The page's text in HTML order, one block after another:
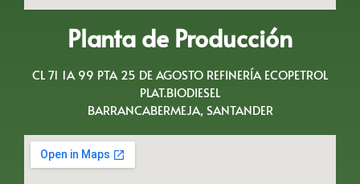
Planta de Producción
CL 71 1A 99 PTA 25 DE AGOSTO REFINERÍA ECOPETROL
PLAT.BIODIESEL
BARRANCABERMEJA, SANTANDER